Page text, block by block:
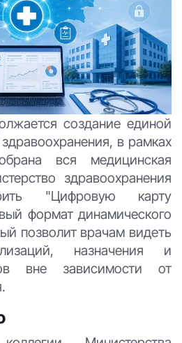
создание единой
в рамках
вся медицинская
здравоохранения
"Цифровую карту
формат динамического
позволит врачам видеть
назначения и
вне зависимости от